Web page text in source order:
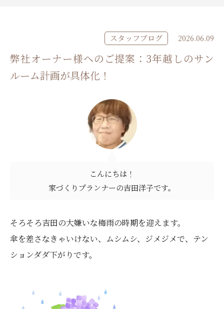
スタッフブログ 2026.06.09
弊社オーナー様へのご提案：3年越しのサン
ルーム計画が具体化！
こんにちは！
家づくりプランナーの吉田洋子です。
そろそろ吉田の大嫌いな梅雨の時期を迎えます。
傘を差さなきゃいけない、ムシムシ、ジメジメで、テン
ションダダ下がりです。